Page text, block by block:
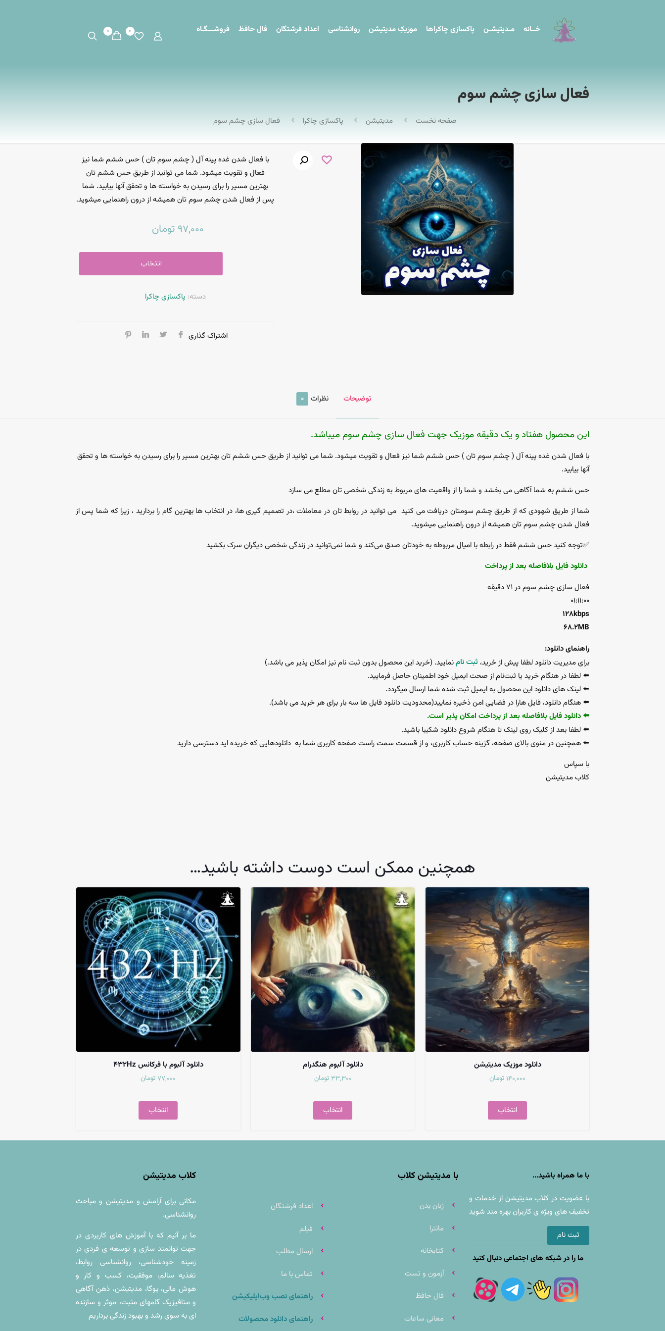
خــانه مـدیتیشـن پاکسازی چاکراها موزیکِ مدیتیشن روانشناسی اعداد فرشتگان فال حافظ فروشـــگـاه 0
0
فعال سازی چشم سوم
صفحه نخست مدیتیشن پاکسازی چاکرا فعال سازی چشم سوم
با فعال شدن غده پینه آل ( چشم سوم تان ) حس ششم شما نیز
فعال و تقویت میشود. شما می توانید از طریق حس ششم تان
بهترین مسیر را برای رسیدن به خواسته ها و تحقق آنها بیابید. شما
پس از فعال شدن چشم سوم تان همیشه از درون راهنمایی میشوید.
97,000 تومان
انتخاب
دسته: پاکسازی چاکرا
اشتراک گذاری
توضیحات نظرات 0
این محصول هفتاد و یک دقیقه موزیک جهت فعال سازی چشم سوم میباشد.
با فعال شدن غده پینه آل ( چشم سوم تان ) حس ششم شما نیز فعال و تقویت میشود. شما می توانید از طریق حس ششم تان بهترین مسیر را برای رسیدن به خواسته ها و تحقق
آنها بیابید.
حس ششم به شما آگاهی می بخشد و شما را از واقعیت های مربوط به زندگی شخصی تان مطلع می سازد
شما از طریق شهودی که از طریق چشم سومتان دریافت می کنید می توانید در روابط تان در معاملات ،در تصمیم گیری ها، در انتخاب ها بهترین گام را بردارید ، زیرا که شما پس از
فعال شدن چشم سوم تان همیشه از درون راهنمایی میشوید.
✅️توجه کنید حس ششم فقط در رابطه با اميال مربوطه به خودتان صدق می‌کند و شما نمی‌توانید در زندگی شخصی دیگران سرک بکشید
دانلود فایل بلافاصله بعد از پرداخت
فعال سازی چشم سوم در ۷۱ دقیقه
01:11:00
128kbps
68.2MB
راهنمای دانلود:
برای مدیریت دانلود لطفا پیش از خرید، ثبت نامنمایید. (خرید این محصول بدون ثبت نام نیز امکان پذیر می باشد.)
⬅️ لطفا در هنگام خرید یا ثبت‌نام از صحت ایمیل خود اطمینان حاصل فرمایید.
⬅️ لینک های دانلود این محصول به ایمیل ثبت شده شما ارسال میگردد.
⬅️ هنگام دانلود، فایل هارا در فضایی امن ذخیره نمایید(محدودیت دانلود فایل ها سه بار برای هر خرید می باشد).
⬅️ دانلود فایل بلافاصله بعد از پرداخت امکان پذیر است.
⬅️ لطفا بعد از کلیک روی لینک تا هنگام شروع دانلود شکیبا باشید.
⬅️ همچنین در منوی بالای صفحه، گزینه حساب کاربری، و از قسمت سمت راست صفحه کاربری شما به دانلودهایی که خریده اید دسترسی دارید
با سپاس
کلاب مدیتیشن
همچنین ممکن است دوست داشته باشید…
دانلود موزیک مدیتیشن
140,000 تومان
انتخاب
دانلود آلبوم هنگدرام
33,300 تومان
انتخاب
دانلود آلبوم با فرکانس ۴۳۲Hz
77,000تومان
انتخاب
با ما همراه باشید...
با عضويت در کلاب مدیتیشن از خدمات و
تخفيف های ويژه ى كاربران بهره مند شوید
ثبت نام
ما را در شبکه های اجتماعی دنبال کنید
با مدیتیشن کلاب
زبان بدن
مانترا
کتابخانه
آزمون و تست
فال حافظ
معانی ساعات
اعداد فرشتگان
فیلم
ارسال مطلب
تماس با ما
راهنمای نصب وب‌اپلیکیشن
راهنمای دانلود محصولات
کلاب مدیتیشن
مکانی براى آرامش و مديتيشن و مباحث
روانشناسی.
ما بر آنیم که با آموزش های کاربردی در
جهت توانمند سازی و توسعه ی فردی در
زمینه خودشناسی، روانشناسی روابط،
تغذیه سالم، موفقیت، کسب و کار و
هوش مالی، یوگا، مدیتیشن، ذهن آگاهی
و متافیزیک گامهای مثبت، موثر و سازنده
ای به سوی رشد و بهبود زندگی برداریم